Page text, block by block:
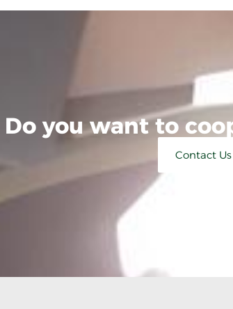
Do you want to
Contact Us